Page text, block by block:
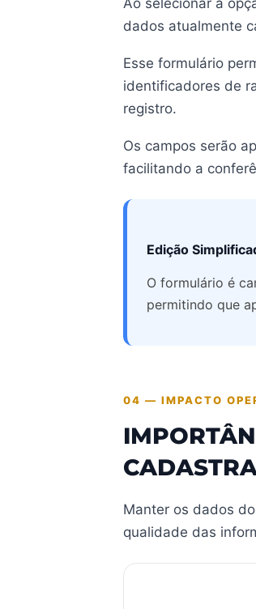
dados atualmente
Esse formulário
identificadores de
registro.
Os campos serão
facilitando a
Edição
O formulário é
permitindo que
04 — IMPACTO
Manter os dados
qualidade das